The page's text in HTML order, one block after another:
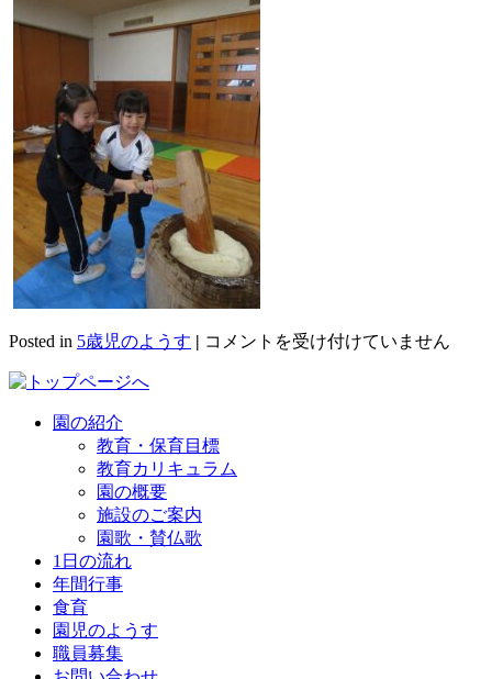
Posted in 5歳児のようす | も
参
加
コメントを受け付けていません
園の紹介
教育・保育目標
教育カリキュラム
園の概要
施設のご案内
園歌・賛仏歌
1日の流れ
年間行事
食育
園児のようす
職員募集